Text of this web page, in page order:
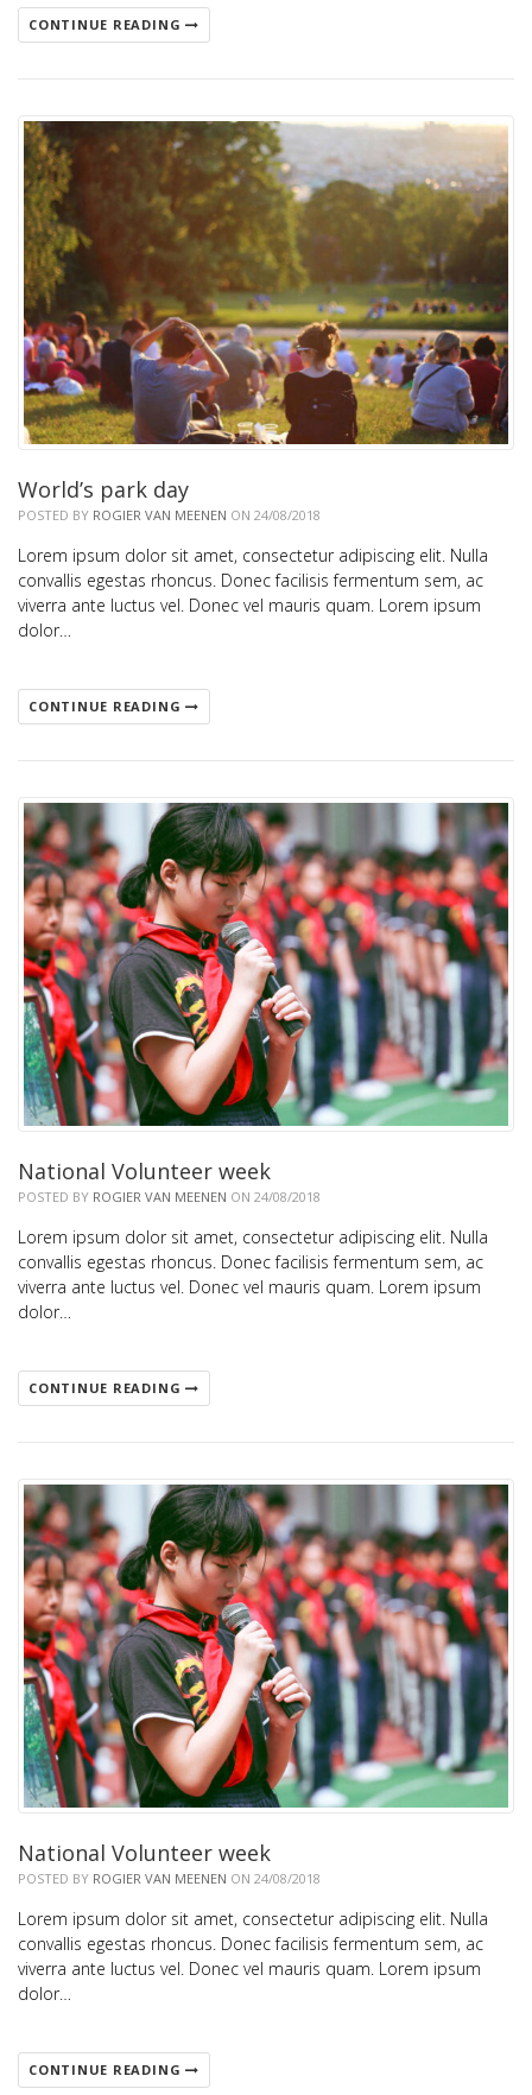
CONTINUE READING
World’s park day
POSTED BY ROGIER VAN MEENEN ON 24/08/2018
Lorem ipsum dolor sit amet, consectetur adipiscing elit. Nulla
convallis egestas rhoncus. Donec facilisis fermentum sem, ac
viverra ante luctus vel. Donec vel mauris quam. Lorem ipsum
dolor…
CONTINUE READING
National Volunteer week
POSTED BY ROGIER VAN MEENEN ON 24/08/2018
Lorem ipsum dolor sit amet, consectetur adipiscing elit. Nulla
convallis egestas rhoncus. Donec facilisis fermentum sem, ac
viverra ante luctus vel. Donec vel mauris quam. Lorem ipsum
dolor…
CONTINUE READING
National Volunteer week
POSTED BY ROGIER VAN MEENEN ON 24/08/2018
Lorem ipsum dolor sit amet, consectetur adipiscing elit. Nulla
convallis egestas rhoncus. Donec facilisis fermentum sem, ac
viverra ante luctus vel. Donec vel mauris quam. Lorem ipsum
dolor…
CONTINUE READING